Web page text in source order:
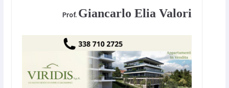
Prof. Giancarlo Elia Valori